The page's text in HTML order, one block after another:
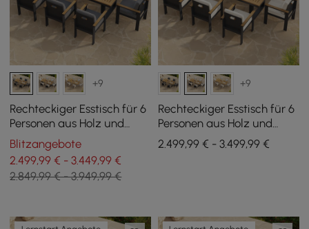
+9
Rechteckiger Esstisch für 6
Personen aus Holz und
Aluminium für den
Außenbereich, 8
Esszimmerstühle
Blitzangebote
2.499,99 € - 3.449,99 €
2.849,99 € - 3.949,99 €
+9
Rechteckiger Esstisch für 6
Personen aus Holz und
Aluminium für den
Außenbereich, 8
2.499,99 € - 3.499,99 €